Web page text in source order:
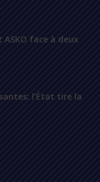
ASKO face à deux
l’État tire la